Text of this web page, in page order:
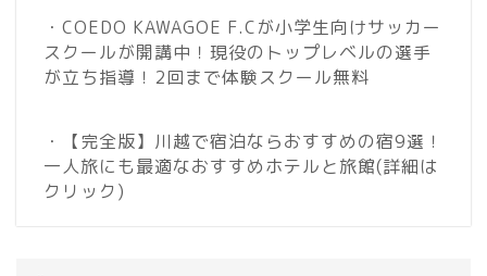
・COEDO KAWAGOE F.Cが小学生向けサッカー
スクールが開講中！現役のトップレベルの選手
が立ち指導！2回まで体験スクール無料
・【完全版】川越で宿泊ならおすすめの宿9選！
一人旅にも最適なおすすめホテルと旅館(詳細は
クリック)